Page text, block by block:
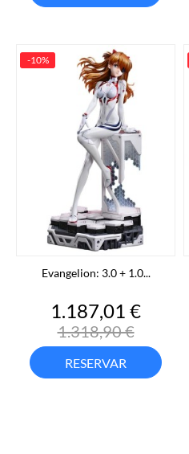
Evangelion: 3.0 + 1.0...
Precio
1.187,01 €Precio
1.318,90 €
RESERVAR
-10%